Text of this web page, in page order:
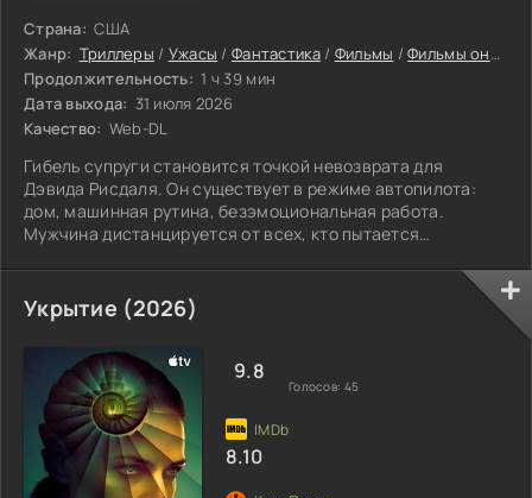
Страна: США
Жанр: Триллеры / Ужасы /Фантастика/ Фильмы /Фильмы онлайн
Продолжительность: 1 ч 39 мин
Дата выхода: 31 июля 2026
Качество: Web-DL
Гибель супруги становится точкой невозврата для
Дэвида Рисдаля. Он существует в режиме автопилота:
дом, машинная рутина, безэмоциональная работа.
Мужчина дистанцируется от всех, кто пытается
процессах корпорации «Ultima Robotics», где кипит
работа над нейросетями. Начальство доверяет Дэвиду
ответственное испытание — знакомство с прототипом
Сары (Лили Салливан). Она представляет собой робота
предельной реалистичности, сконструированного под
задачу
Укрытие (2026)
9.8
Голосов: 45
8.10